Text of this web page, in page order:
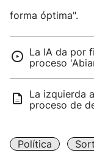
forma óptima".
La IA da por
proceso
La izquierda
proceso de
Política